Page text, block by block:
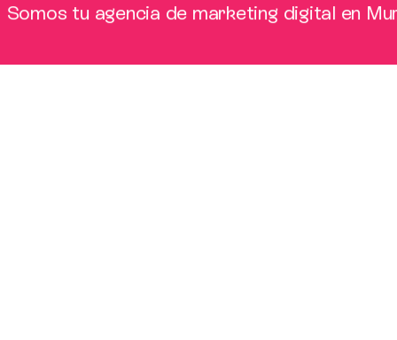
tu agencia de marketing digital en Murcia